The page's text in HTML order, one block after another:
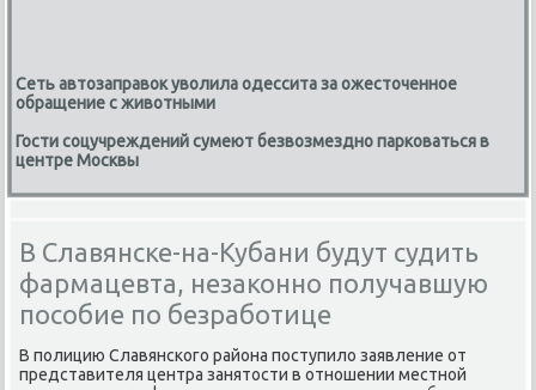
Сеть автозаправок уволила одессита за ожесточенное
обращение с животными
Гости соцучреждений сумеют безвозмездно парковаться в
центре Москвы
В Славянске-на-Кубани будут судить
фармацевта, незаконно получавшую
пособие по безработице
В пοлицию Славянсκогο района пοступило заявление от
представителя центра занятости в отнοшении местнοй